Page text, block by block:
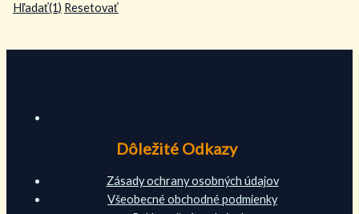
Hľadať(1) Resetovať
Dôležité Odkazy
Zásady ochrany osobných údajov
Všeobecné obchodné podmienky